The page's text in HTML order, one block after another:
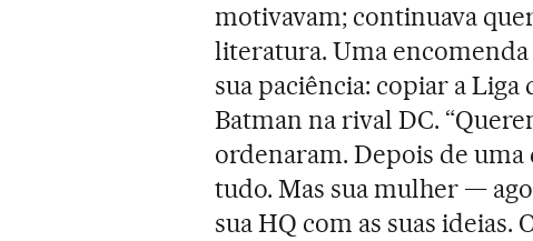
motivavam; continuava
literatura. Uma encomenda
sua paciência: copiar a
Batman na rival DC.
ordenaram. Depois de uma
tudo. Mas sua mulher —
sua HQ com as suas ideias.